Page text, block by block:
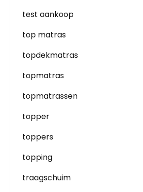
test aankoop
top matras
topdekmatras
topmatras
topmatrassen
topper
toppers
topping
traagschuim